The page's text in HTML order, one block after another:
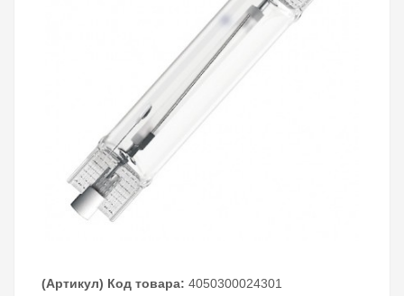
(Артикул) Код товара: 4050300024301